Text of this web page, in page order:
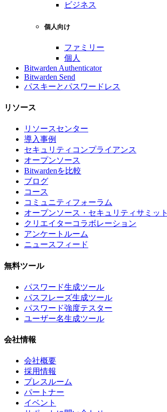
ビジネス
個人向け
ファミリー
個人
Bitwarden Authenticator
Bitwarden Send
パスキーとパスワードレス
リソース
リソースセンター
導入事例
セキュリティコンプライアンス
オープンソース
Bitwardenを比較
ブログ
コース
コミュニティフォーラム
オープンソース・セキュリティサミット
クリエイターコラボレーション
アンケートルーム
ニュースフィード
無料ツール
パスワード生成ツール
パスフレーズ生成ツール
パスワード強度テスター
ユーザー名生成ツール
会社情報
会社概要
採用情報
プレスルーム
パートナー
イベント